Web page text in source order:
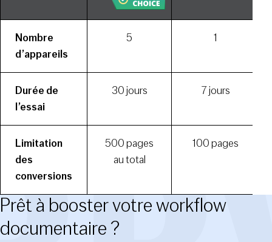
Nombre
d’appareils
5 1
Durée de
l’essai
30 jours 7 jours
Limitation
des
conversions
500 pages
au total
100 pages
Prêt à booster votre workflow
documentaire ?